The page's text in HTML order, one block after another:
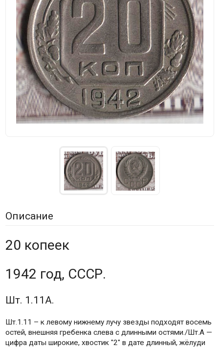
Описание
20 копеек
1942 год, СССР.
Шт. 1.11А.
Шт.1.11 – к левому нижнему лучу звезды подходят восемь
остей, внешняя гребенка слева с длинными остями./Шт.А —
цифра даты широкие, хвостик "2" в дате длинный, жёлуди